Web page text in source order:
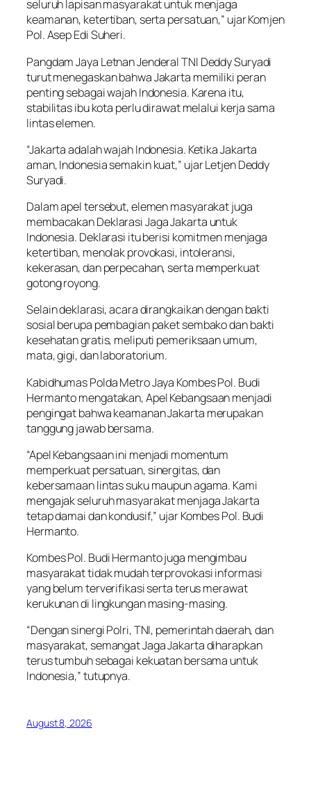
seluruh lapisan masyarakat untuk menjaga
keamanan, ketertiban, serta persatuan,” ujar Komjen
Pol. Asep Edi Suheri.
Pangdam Jaya Letnan Jenderal TNI Deddy Suryadi
turut menegaskan bahwa Jakarta memiliki peran
penting sebagai wajah Indonesia. Karena itu,
stabilitas ibu kota perlu dirawat melalui kerja sama
lintas elemen.
“Jakarta adalah wajah Indonesia. Ketika Jakarta
aman, Indonesia semakin kuat,” ujar Letjen Deddy
Suryadi.
Dalam apel tersebut, elemen masyarakat juga
membacakan Deklarasi Jaga Jakarta untuk
Indonesia. Deklarasi itu berisi komitmen menjaga
ketertiban, menolak provokasi, intoleransi,
kekerasan, dan perpecahan, serta memperkuat
gotong royong.
Selain deklarasi, acara dirangkaikan dengan bakti
sosial berupa pembagian paket sembako dan bakti
kesehatan gratis, meliputi pemeriksaan umum,
mata, gigi, dan laboratorium.
Kabidhumas Polda Metro Jaya Kombes Pol. Budi
Hermanto mengatakan, Apel Kebangsaan menjadi
pengingat bahwa keamanan Jakarta merupakan
tanggung jawab bersama.
“Apel Kebangsaan ini menjadi momentum
memperkuat persatuan, sinergitas, dan
kebersamaan lintas suku maupun agama. Kami
mengajak seluruh masyarakat menjaga Jakarta
tetap damai dan kondusif,” ujar Kombes Pol. Budi
Hermanto.
Kombes Pol. Budi Hermanto juga mengimbau
masyarakat tidak mudah terprovokasi informasi
yang belum terverifikasi serta terus merawat
kerukunan di lingkungan masing-masing.
“Dengan sinergi Polri, TNI, pemerintah daerah, dan
masyarakat, semangat Jaga Jakarta diharapkan
terus tumbuh sebagai kekuatan bersama untuk
Indonesia,” tutupnya.
August 8, 2026